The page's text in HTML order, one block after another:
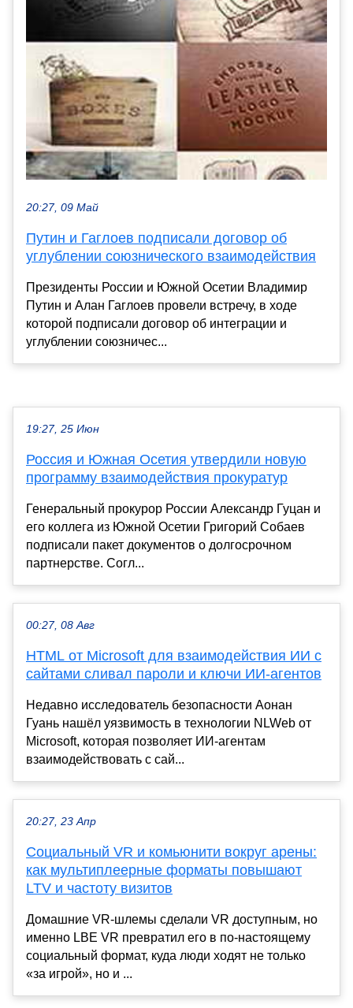
20:27, 09 Май
Путин и Гаглоев подписали договор об
углублении союзнического взаимодействия
Президенты России и Южной Осетии Владимир
Путин и Алан Гаглоев провели встречу, в ходе
которой подписали договор об интеграции и
углублении союзничес...
19:27, 25 Июн
Россия и Южная Осетия утвердили новую
программу взаимодействия прокуратур
Генеральный прокурор России Александр Гуцан и
его коллега из Южной Осетии Григорий Собаев
подписали пакет документов о долгосрочном
партнерстве. Согл...
00:27, 08 Авг
HTML от Microsoft для взаимодействия ИИ с
сайтами сливал пароли и ключи ИИ-агентов
Недавно исследователь безопасности Аонан
Гуань нашёл уязвимость в технологии NLWeb от
Microsoft, которая позволяет ИИ-агентам
взаимодействовать с сай...
20:27, 23 Апр
Социальный VR и комьюнити вокруг арены:
как мультиплеерные форматы повышают
LTV и частоту визитов
Домашние VR‑шлемы сделали VR доступным, но
именно LBE VR превратил его в по‑настоящему
социальный формат, куда люди ходят не только
«за игрой», но и ...